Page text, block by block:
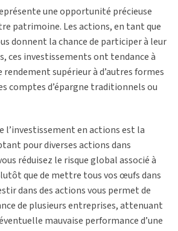
une opportunité précieuse
patrimoine. Les actions, en tant que
donnent la chance de participer à leur
ces investissements ont tendance à
supérieur à d’autres formes
comptes d’épargne traditionnels ou
l’investissement en actions est la
pour diverses actions dans
réduisez le risque global associé à
que de mettre tous vos œufs dans
dans des actions vous permet de
de plusieurs entreprises, attenuant
mauvaise performance d’une